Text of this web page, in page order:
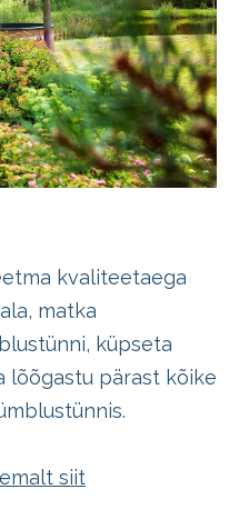
kvaliteetaega
matka
küpseta
lõõgastu pärast kõike
siit